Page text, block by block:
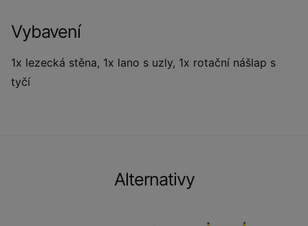
Vybavení
1x lezecká stěna, 1x lano s uzly, 1x rotační nášlap s
tyčí
Alternativy